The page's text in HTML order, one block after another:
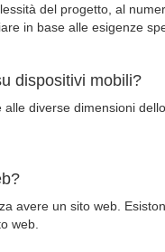
del progetto, al
in base alle esigenze
dispositivi mobili?
diverse dimensioni
avere un sito web.
web.